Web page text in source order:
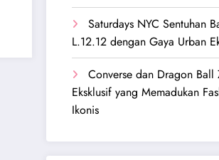
Saturdays NYC Sentuhan
L.12.12 dengan Gaya Urban
Converse dan Dragon Ball
Eksklusif yang Memadukan
Ikonis